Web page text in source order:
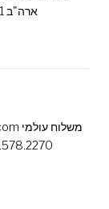
ארה"ב 718.521.5231 / ישראל 073.295.1245
03.578.2270 / מפיצי שירה בארה"ב